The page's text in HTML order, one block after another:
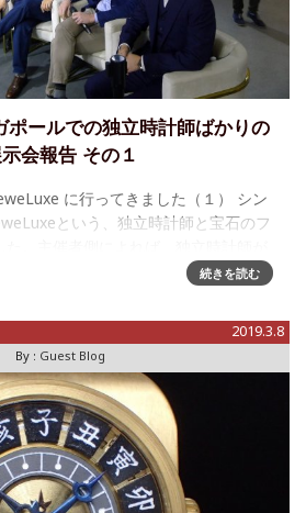
ポールでの独立時計師ばかりの
会報告 その１
に行ってきました（１） シン
という、独立時計師と宝石のフ
ガポールでも、独立時計師のみのイベ
続きを読む
2019.3.8
By : Guest Blog